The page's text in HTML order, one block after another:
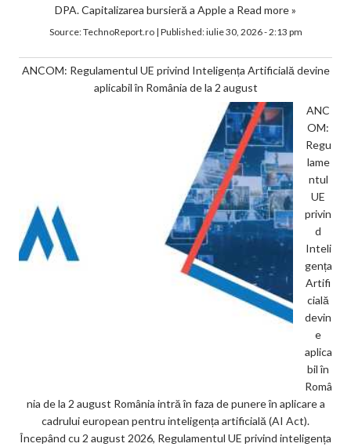
DPA. Capitalizarea bursieră a Apple a Read more »
Source:TechnoReport.ro| Published:iulie 30, 2026 - 2:13 pm
ANCOM: Regulamentul UE privind Inteligența Artificială devine
aplicabil în România de la 2 august
ANC
OM:
Regu
lame
ntul
UE
privin
d
Inteli
gența
Artifi
cială
devin
e
aplica
bil în
Româ
nia de la 2 august România intră în faza de punere în aplicare a
cadrului european pentru inteligența artificială (AI Act).
Începând cu 2 august 2026, Regulamentul UE privind inteligența